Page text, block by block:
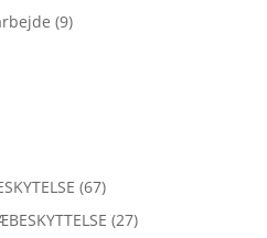
(9)
(67)
(27)